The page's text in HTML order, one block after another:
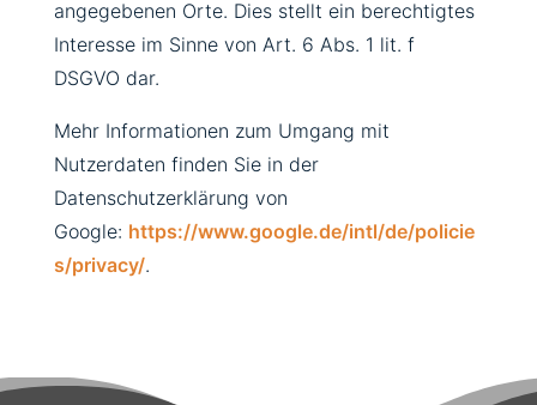
angegebenen Orte. Dies stellt ein berechtigtes
Interesse im Sinne von Art. 6 Abs. 1 lit. f
DSGVO dar.
Mehr Informationen zum Umgang mit
Nutzerdaten finden Sie in der
Datenschutzerklärung von
Google: https://www.google.de/intl/de/policie
s/privacy/.